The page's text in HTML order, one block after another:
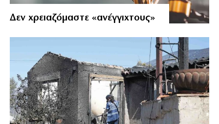
Δεν χρειαζόμαστε «ανέγγιχτους»